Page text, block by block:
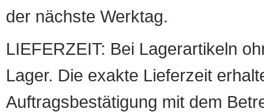
der nächste Werktag.
LIEFERZEIT: Bei Lagerartikeln
Lager. Die exakte Lieferzeit
Auftragsbestätigung mit dem